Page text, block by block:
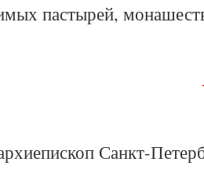
пастырей,
-
Санкт-